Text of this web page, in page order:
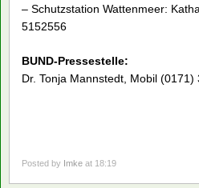
– Schutzstation Wattenmeer:
5152556
BUND-Pressestelle:
Dr. Tonja Mannstedt, Mobil (0171)
Posted by Imke at 18:19